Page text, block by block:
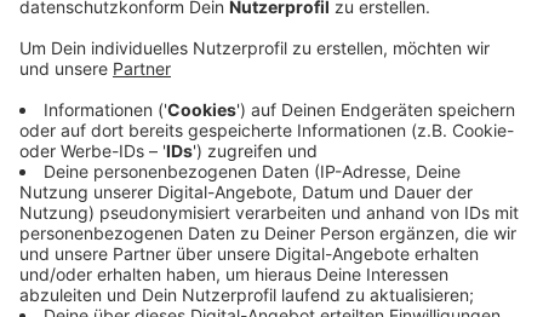
schneller als geplant gegangen. Der Blindgänger
aus dem Zweiten Weltkrieg wurde gegen 12 Uhr
entschärft.
Die 250 Anwohner können jetzt wieder in ihre
Häuser zurückkehren.Auch die Patienten der Klinik
Marienborn werden nun nach und nach wieder
zurückgebracht.
Die Bombe war bei Bauarbeiten auf dem Gelände
der Klinik in Zülpich-Hoven gefunden worden. Die